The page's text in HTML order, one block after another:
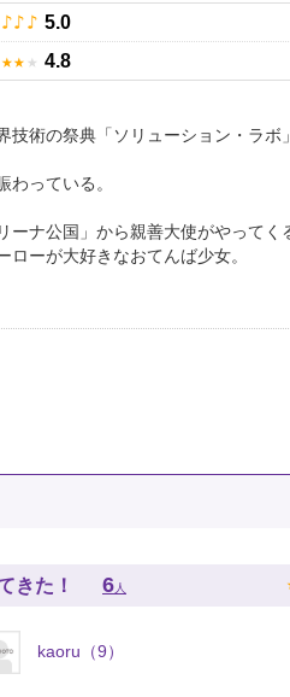
♪ ♪ ♪ 5.0
★ ★ ★ 4.8
技術の祭典「ソリューション・ラボ
わっている。
ーナ公国」から親善大使がやってく
ーが大好きなおてんば少女。
きた！ 6 人
kaoru（9）